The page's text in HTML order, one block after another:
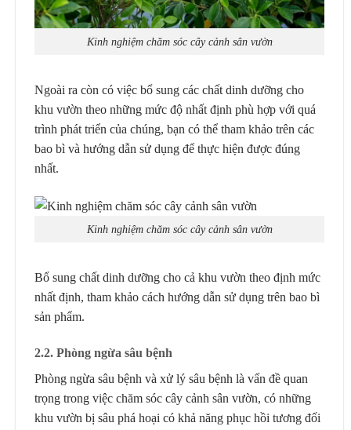
Kinh nghiệm chăm sóc cây cảnh sân vườn
Ngoài ra còn có việc bổ sung các chất dinh dưỡng cho
khu vườn theo những mức độ nhất định phù hợp với quá
trình phát triển của chúng, bạn có thể tham khảo trên các
bao bì và hướng dẫn sử dụng để thực hiện được đúng
nhất.
Kinh nghiệm chăm sóc cây cảnh sân vườn
Bổ sung chất dinh dưỡng cho cả khu vườn theo định mức
nhất định, tham khảo cách hướng dẫn sử dụng trên bao bì
sản phẩm.
2.2. Phòng ngừa sâu bệnh
Phòng ngừa sâu bệnh và xử lý sâu bệnh là vấn đề quan
trọng trong việc chăm sóc cây cảnh sân vườn, có những
khu vườn bị sâu phá hoại có khả năng phục hồi tương đối